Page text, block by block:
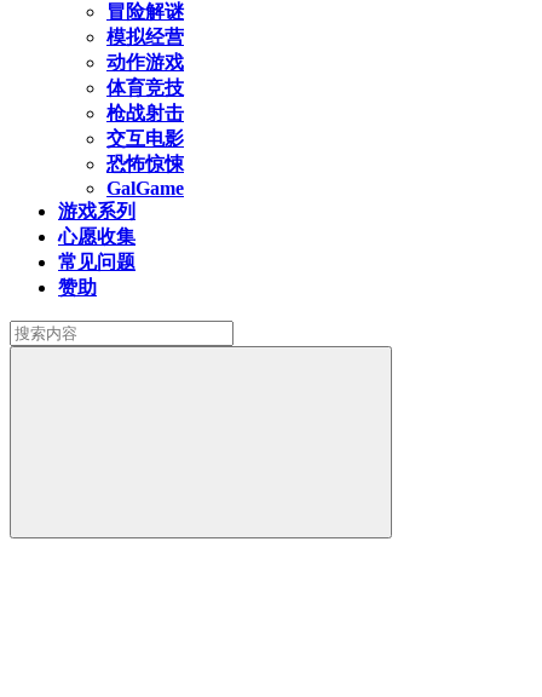
冒险解谜
模拟经营
动作游戏
体育竞技
枪战射击
交互电影
恐怖惊悚
GalGame
游戏系列
心愿收集
常见问题
赞助